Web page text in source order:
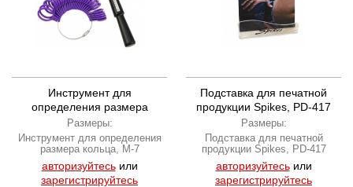
Инструмент для
определения размера
кольца, M-7
Размеры:
Инструмент для определения
размера кольца, M-7
авторизуйтесьили
зарегистрируйтесь
Подставка для печатной
продукции Spikes, PD-417
Размеры:
Подставка для печатной
продукции Spikes, PD-417
авторизуйтесьили
зарегистрируйтесь